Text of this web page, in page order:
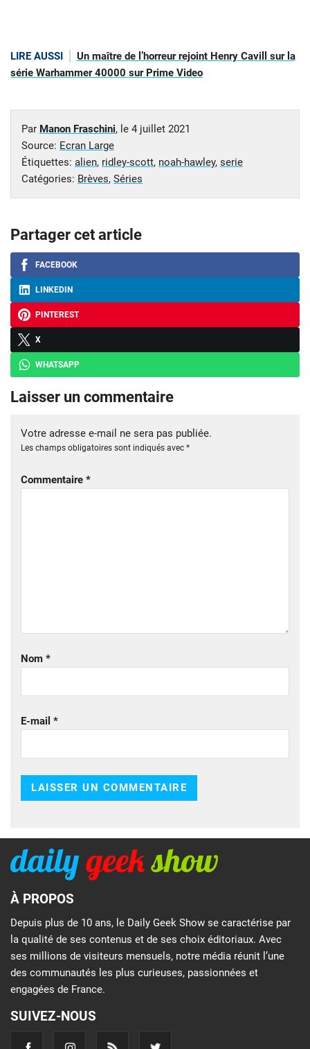
LIRE AUSSI
Un maître de l’horreur rejoint Henry Cavill sur la
série Warhammer 40000 sur Prime Video
Par Manon Fraschini, le 4 juillet 2021
Source: Ecran Large
Étiquettes: alien, ridley-scott, noah-hawley, serie
Catégories: Brèves, Séries
Partager cet article
FACEBOOK
LINKEDIN
PINTEREST
X
WHATSAPP
Laisser un commentaire
Votre adresse e-mail ne sera pas publiée.
Les champs obligatoires sont indiqués avec *
Commentaire *
Nom *
E-mail *
À PROPOS
Depuis plus de 10 ans, le Daily Geek Show se caractérise par
la qualité de ses contenus et de ses choix éditoriaux. Avec
ses millions de visiteurs mensuels, notre média réunit l’une
des communautés les plus curieuses, passionnées et
engagées de France.
SUIVEZ-NOUS